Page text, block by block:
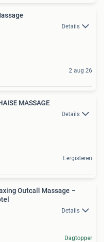
Details
2 aug 26
MASSAGE
Details
Eergisteren
Outcall Massage –
Details
Dagtopper